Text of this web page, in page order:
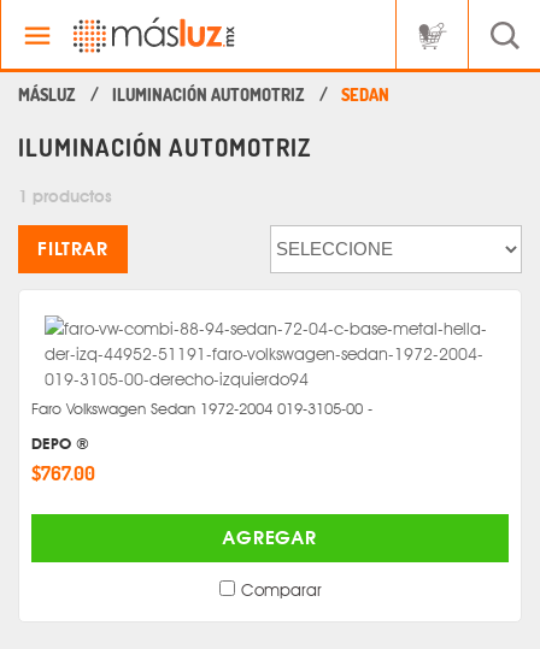
ILUMINACIÓN AUTOMOTRIZ SEDAN
ILUMINACIÓN AUTOMOTRIZ
1 productos
FILTRAR
Faro Volkswagen Sedan 1972-2004 019-3105-00 -
DEPO ®
$767.00
AGREGAR
Comparar